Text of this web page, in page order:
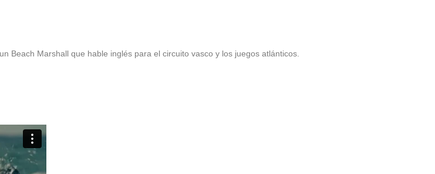
Beach Marshall que hable inglés para el circuito vasco y los juegos atlánticos.